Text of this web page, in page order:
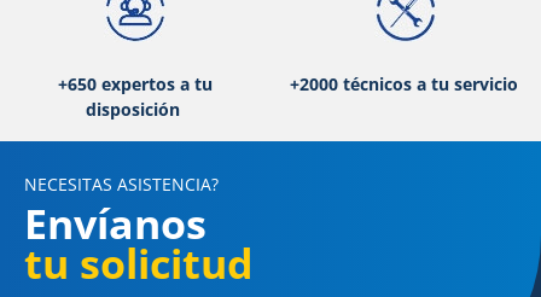
+650 expertos a tu
disposición
+2000 técnicos a tu servicio
NECESITAS ASISTENCIA?
Envíanos
tu solicitud